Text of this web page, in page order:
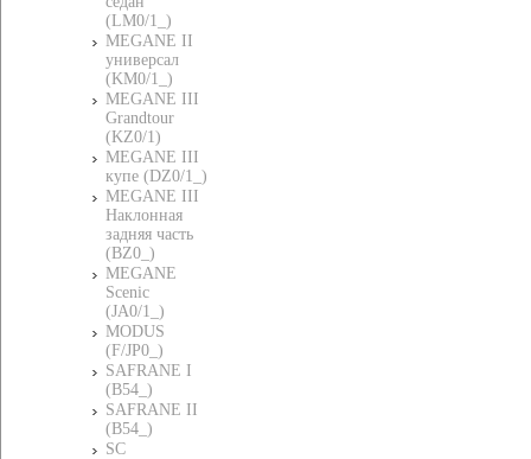
(LM0/1_)
MEGANE II
универсал
(KM0/1_)
MEGANE III
Grandtour
(KZ0/1)
MEGANE III
купе (DZ0/1_)
MEGANE III
Наклонная
задняя часть
(BZ0_)
MEGANE
Scenic
(JA0/1_)
MODUS
(F/JP0_)
SAFRANE I
(B54_)
SAFRANE II
(B54_)
SC